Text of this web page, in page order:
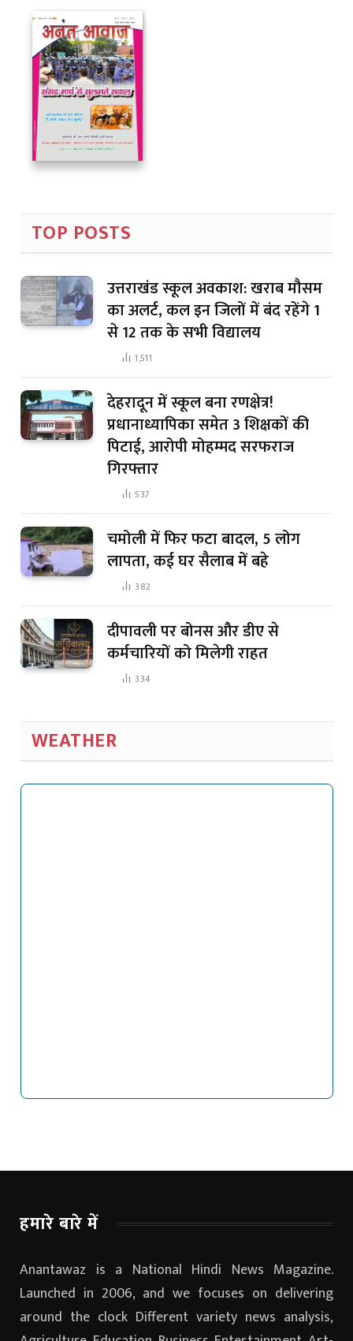
TOP POSTS
उत्तराखंड स्कूल अवकाश: खराब मौसम
का अलर्ट, कल इन जिलों में बंद रहेंगे 1
से 12 तक के सभी विद्यालय
1,511
देहरादून में स्कूल बना रणक्षेत्र!
प्रधानाध्यापिका समेत 3 शिक्षकों की
पिटाई, आरोपी मोहम्मद सरफराज
गिरफ्तार
537
चमोली में फिर फटा बादल, 5 लोग
लापता, कई घर सैलाब में बहे
382
दीपावली पर बोनस और डीए से
कर्मचारियों को मिलेगी राहत
334
WEATHER
हमारे बारे में
Anantawaz is a National Hindi News Magazine.
Launched in 2006, and we focuses on delivering
around the clock Different variety news analysis,